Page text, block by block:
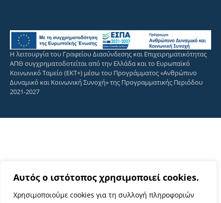
Αυτός ο ιστότοπος χρησιμοποιεί cookies.
Χρησιμοποιούμε cookies για τη συλλογή πληροφοριών
Η λειτουργία του Γραφείου Διασύνδεσης και Επιχειρηματικότητας
ΑΠΘ συγχρηματοδοτείται από την Ελλάδα και το Ευρωπαϊκό
Κοινωνικό Ταμείο (ΕΚΤ+) μέσω του Προγράμματος «Ανθρώπινο
Δυναμικό και Κοινωνική Συνοχή» της Προγραμματικής Περιόδου
2021-2027